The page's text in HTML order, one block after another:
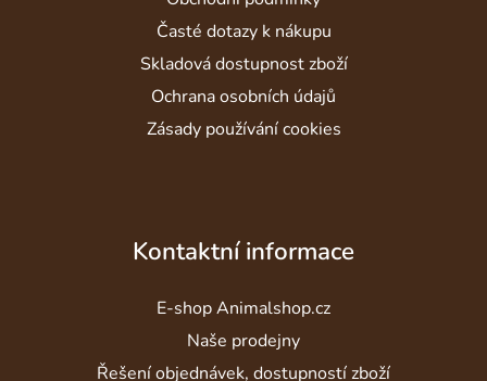
Časté dotazy k nákupu
Skladová dostupnost zboží
Ochrana osobních údajů
Zásady používání cookies
Kontaktní informace
E-shop Animalshop.cz
Naše prodejny
Řešení objednávek, dostupností zboží